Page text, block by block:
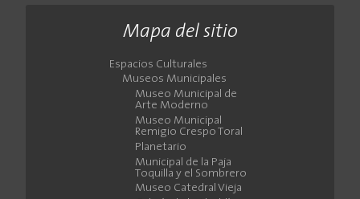
Mapa del sitio
Espacios Culturales
Museos Municipales
Museo Municipal de
Arte Moderno
Museo Municipal
Remigio Crespo Toral
Planetario
Municipal de la Paja
Toquilla y el Sombrero
Museo Catedral Vieja